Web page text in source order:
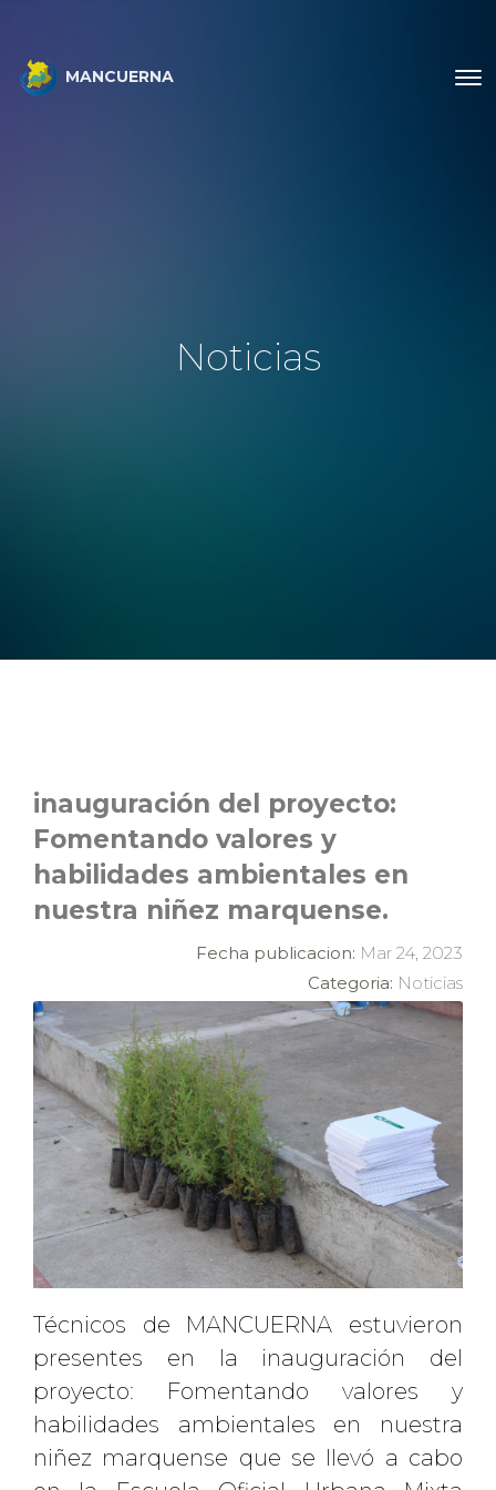
MANCUERNA
Noticias
inauguración del proyecto:
Fomentando valores y
habilidades ambientales en
nuestra niñez marquense.
Fecha publicacion: Mar 24, 2023
Categoria: Noticias
Técnicos de MANCUERNA estuvieron
presentes en la inauguración del
proyecto: Fomentando valores y
habilidades ambientales en nuestra
niñez marquense que se llevó a cabo